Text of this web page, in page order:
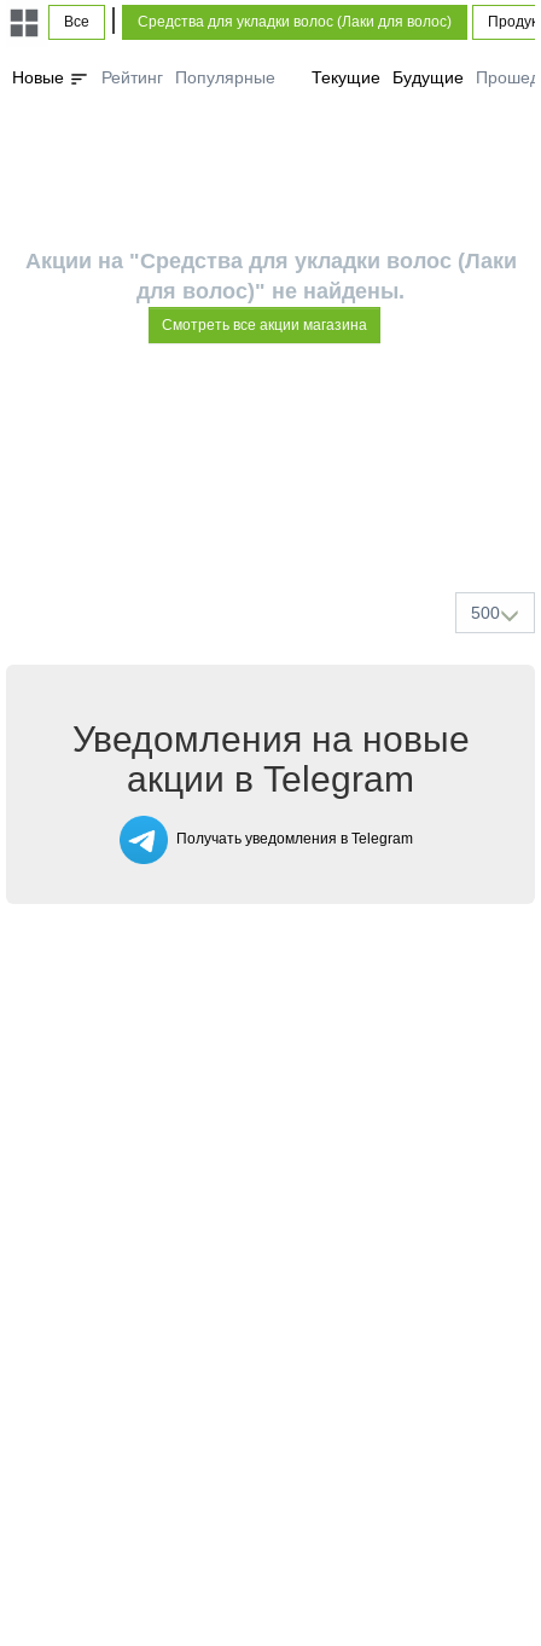
Все Средства для укладки волос (Лаки для волос)
Новые sort Рейтинг Популярные Текущие Будущие
Акции на "Средства для укладки волос (Лаки
для волос)" не найдены.
Смотреть все акции магазина
500
Уведомления на новые
акции в Telegram
Получать уведомления в Telegram